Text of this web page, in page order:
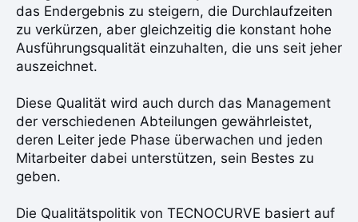
das Endergebnis zu steigern, die Durchlaufzeiten
zu verkürzen, aber gleichzeitig die konstant hohe
Ausführungsqualität einzuhalten, die uns seit jeher
auszeichnet.
Diese Qualität wird auch durch das Management
der verschiedenen Abteilungen gewährleistet,
deren Leiter jede Phase überwachen und jeden
Mitarbeiter dabei unterstützen, sein Bestes zu
geben.
Die Qualitätspolitik von TECNOCURVE basiert auf